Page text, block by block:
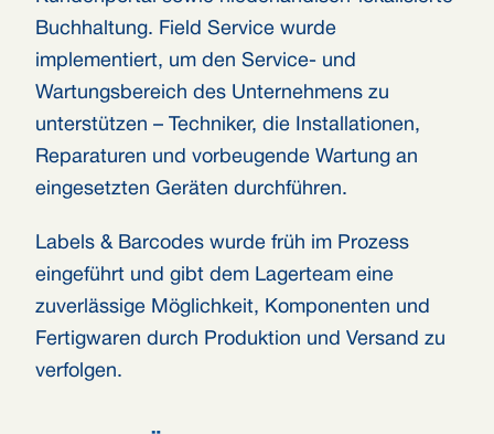
Buchhaltung. Field Service wurde
implementiert, um den Service- und
Wartungsbereich des Unternehmens zu
unterstützen – Techniker, die Installationen,
Reparaturen und vorbeugende Wartung an
eingesetzten Geräten durchführen.
Labels & Barcodes wurde früh im Prozess
eingeführt und gibt dem Lagerteam eine
zuverlässige Möglichkeit, Komponenten und
Fertigwaren durch Produktion und Versand zu
verfolgen.